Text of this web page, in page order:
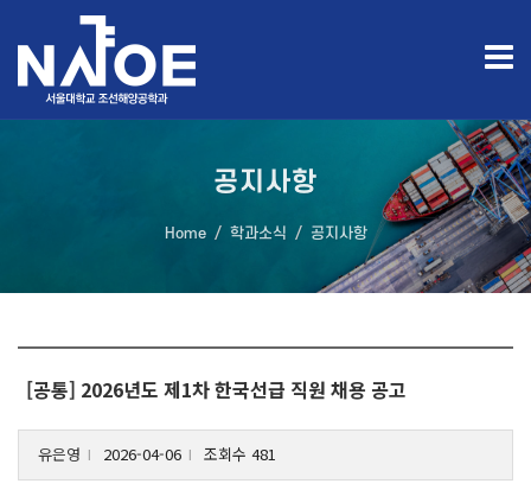
공지사항
Home 학과소식 공지사항
[공통] 2026년도 제1차 한국선급 직원 채용 공고
유은영 2026-04-06 조회수 481